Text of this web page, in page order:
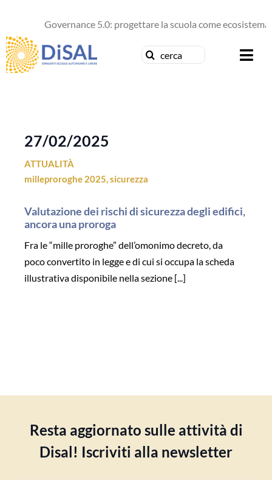
contenuto
Governance 5.0: progettare la scuola come ecosistema
Cerca
Formazione
Contattaci
27/02/2025
ATTUALITÀ
milleproroghe 2025,sicurezza
Valutazione dei rischi di sicurezza degli edifici,
ancora una proroga
Fra le “mille proroghe” dell’omonimo decreto, da
poco convertito in legge e di cui si occupa la scheda
illustrativa disponibile nella sezione [...]
Resta aggiornato sulle attività di
Disal! Iscriviti alla newsletter